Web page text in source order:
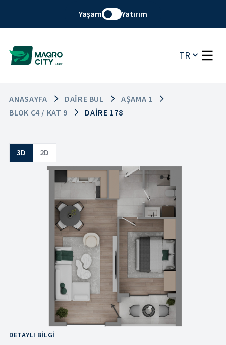
Yaşam Yatırım
TR
ANASAYFA DAIRE BUL
AŞAMA 1
BLOK C4 / KAT 9
DAIRE 178
3D 2D
DETAYLI BILGI